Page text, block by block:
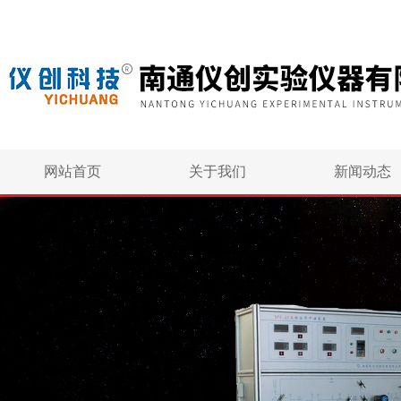
网站首页 关于我们 新闻动态